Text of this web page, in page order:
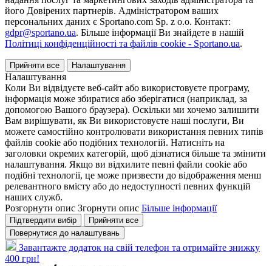
його Довірених партнерів. Адміністратором ваших
персональних даних є Sportano.com Sp. z o.o. Контакт:
gdpr@sportano.ua. Більше інформації Ви знайдете в нашій
Політиці конфіденційності та файлів cookie - Sportano.ua.
Прийняти все Налаштування
Налаштування
Коли Ви відвідуєте веб-сайт або використовуєте програму,
інформація може збиратися або зберігатися (наприклад, за
допомогою Вашого браузера). Оскільки ми хочемо залишити
Вам вирішувати, як Ви використовуєте наші послуги, Ви
можете самостійно контролювати використання певних типів
файлів cookie або подібних технологій. Натисніть на
заголовки окремих категорій, щоб дізнатися більше та змінити
налаштування. Якщо ви відхилите певні файли cookie або
подібні технології, це може призвести до відображення менш
релевантного вмісту або до недоступності певних функцій
наших служб.
Розгорнути опис Згорнути опис Більше інформації
Підтвердити вибір
Прийняти все
Повернутися до налаштувань
Завантажте додаток на свій телефон та отримайте знижку
400 грн!